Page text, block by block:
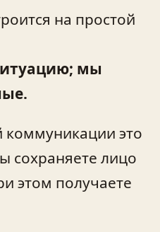
на простой
мы
коммуникации это
сохраняете лицо
этом получаете